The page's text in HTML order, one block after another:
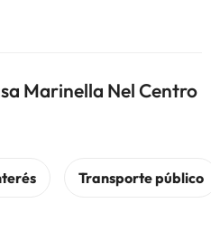
Marinella Nel Centro